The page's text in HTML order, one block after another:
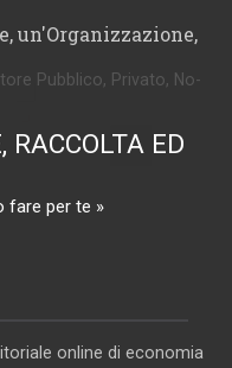
un'Organizzazione,
Pubblico, Privato, No-
RACCOLTA ED
fare per te »
online di economia